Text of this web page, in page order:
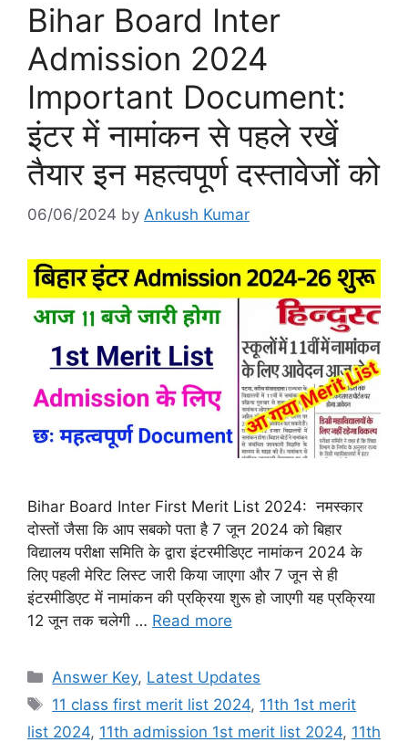
Bihar Board Inter
Admission 2024
Important Document:
इंटर में नामांकन से पहले रखें
तैयार इन महत्वपूर्ण दस्तावेजों को
06/06/2024 by Ankush Kumar
Bihar Board Inter First Merit List 2024: नमस्कार
दोस्तों जैसा कि आप सबको पता है 7 जून 2024 को बिहार
विद्यालय परीक्षा समिति के द्वारा इंटरमीडिएट नामांकन 2024 के
लिए पहली मेरिट लिस्ट जारी किया जाएगा और 7 जून से ही
इंटरमीडिएट में नामांकन की प्रक्रिया शुरू हो जाएगी यह प्रक्रिया
12 जून तक चलेगी … Read more
Categories
Answer Key, Latest Updates
Tags
11 class first merit list 2024, 11th 1st merit
list 2024, 11th admission 1st merit list 2024, 11th